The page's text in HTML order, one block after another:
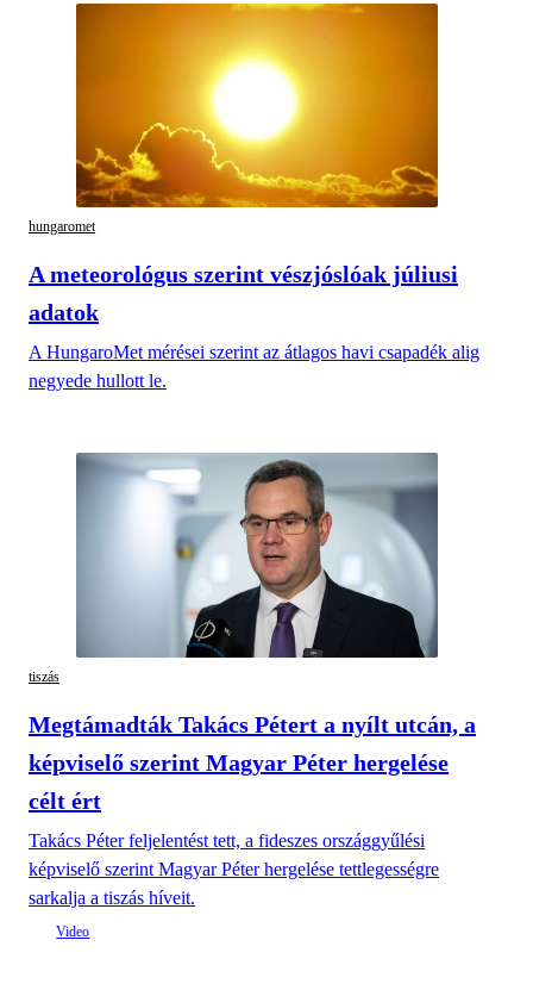
hungaromet
A meteorológus szerint vészjóslóak júliusi
adatok
A HungaroMet mérései szerint az átlagos havi csapadék alig
negyede hullott le.
tiszás
Megtámadták Takács Pétert a nyílt utcán, a
képviselő szerint Magyar Péter hergelése
célt ért
Takács Péter feljelentést tett, a fideszes országgyűlési
képviselő szerint Magyar Péter hergelése tettlegességre
sarkalja a tiszás híveit.